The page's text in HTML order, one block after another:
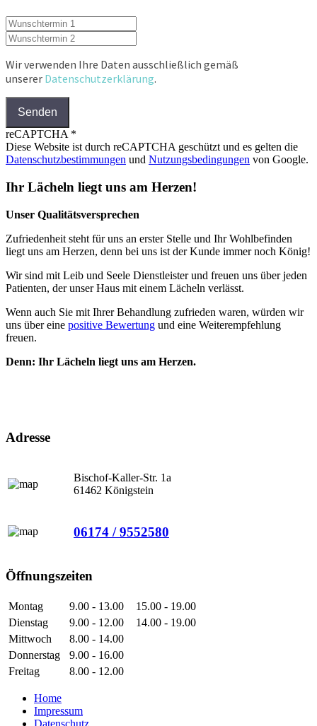
Wir verwenden Ihre Daten ausschließlich gemäß
unserer Datenschutzerklärung.
Senden
reCAPTCHA *
Diese Website ist durch reCAPTCHA geschützt und es gelten die
Datenschutzbestimmungen und Nutzungsbedingungen von Google.
Ihr Lächeln liegt uns am Herzen!
Unser Qualitätsversprechen
Zufriedenheit steht für uns an erster Stelle und Ihr Wohlbefinden
liegt uns am Herzen, denn bei uns ist der Kunde immer noch König!
Wir sind mit Leib und Seele Dienstleister und freuen uns über jeden
Patienten, der unser Haus mit einem Lächeln verlässt.
Wenn auch Sie mit Ihrer Behandlung zufrieden waren, würden wir
uns über eine positive Bewertung und eine Weiterempfehlung
freuen.
Denn: Ihr Lächeln liegt uns am Herzen.
Adresse
Bischof-Kaller-Str. 1a
61462 Königstein
06174 / 9552580
Öffnungszeiten
Montag 9.00 - 13.00
15.00 - 19.00
Dienstag
9.00 - 12.00
14.00 - 19.00
Mittwoch
8.00 - 14.00
Donnerstag
9.00 - 16.00
Freitag
8.00 - 12.00
Home
Impressum
Datenschutz